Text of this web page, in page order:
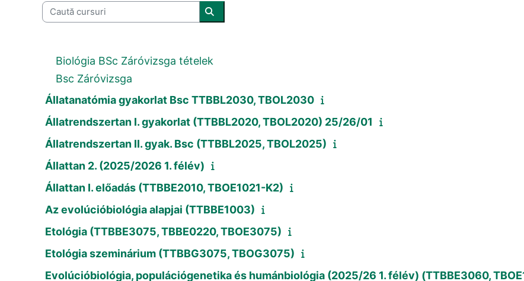
Caută cursuri
Caută cursuri
Biológia BSc Záróvizsga tételek
Bsc Záróvizsga
Állatanatómia gyakorlat Bsc TTBBL2030, TBOL2030
Állatrendszertan I. gyakorlat (TTBBL2020, TBOL2020) 25/26/01
Állatrendszertan II. gyak. Bsc (TTBBL2025, TBOL2025)
Állattan 2. (2025/2026 1. félév)
Állattan I. előadás (TTBBE2010, TBOE1021-K2)
Az evolúcióbiológia alapjai (TTBBE1003)
Etológia (TTBBE3075, TBBE0220, TBOE3075)
Etológia szeminárium (TTBBG3075, TBOG3075)
Evolúcióbiológia, populációgenetika és humánbiológia (2025/26 1. félév) (TTBBE3060,